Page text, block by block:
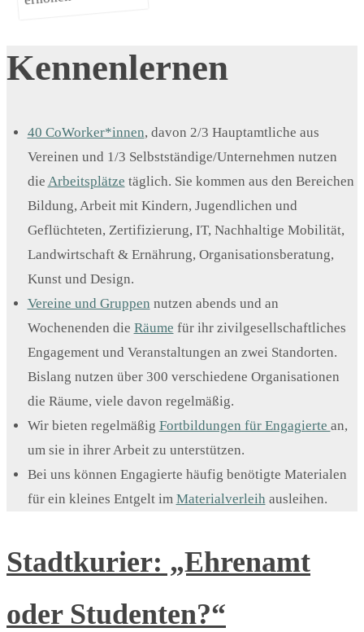
Kennenlernen
40 CoWorker*innen, davon 2/3 Hauptamtliche aus
Vereinen und 1/3 Selbstständige/Unternehmen nutzen
die Arbeitsplätze täglich. Sie kommen aus den Bereichen
Bildung, Arbeit mit Kindern, Jugendlichen und
Geflüchteten, Zertifizierung, IT, Nachhaltige Mobilität,
Landwirtschaft & Ernährung, Organisationsberatung,
Kunst und Design.
Vereine und Gruppen nutzen abends und an
Wochenenden die Räume für ihr zivilgesellschaftliches
Engagement und Veranstaltungen an zwei Standorten.
Bislang nutzen über 300 verschiedene Organisationen
die Räume, viele davon regelmäßig.
Wir bieten regelmäßig Fortbildungen für Engagierte an,
um sie in ihrer Arbeit zu unterstützen.
Bei uns können Engagierte häufig benötigte Materialen
für ein kleines Entgelt im Materialverleih ausleihen.
Stadtkurier: „Ehrenamt
oder Studenten?“